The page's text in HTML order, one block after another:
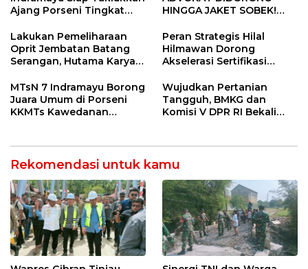
Ajang Porseni Tingkat
HINGGA JAKET SOBEK!
Ngamuk Kepung Polresta
Pekanbaru!
Lakukan Pemeliharaan
Oprit Jembatan Batang
Serangan, Hutama Karya
55 Tol Binjai–Langsa
Peran Strategis Hilal
Hilmawan Dorong
Akselerasi Sertifikasi
Entaskan Kemiskinan di
Indramayu
MTsN 7 Indramayu Borong
Juara Umum di Porseni
KKMTs Kawedanan
Wujudkan Pertanian
Tangguh, BMKG dan
Komisi V DPR RI Bekali
Rekomendasi untuk kamu